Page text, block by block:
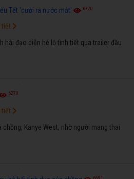
Tết 'cười ra nước mắt' 6770
hài đạo diễn hé lộ tình tiết qua trailer đầu
tiết
6270
Kanye West, nhờ người mang thai
tiết
6591